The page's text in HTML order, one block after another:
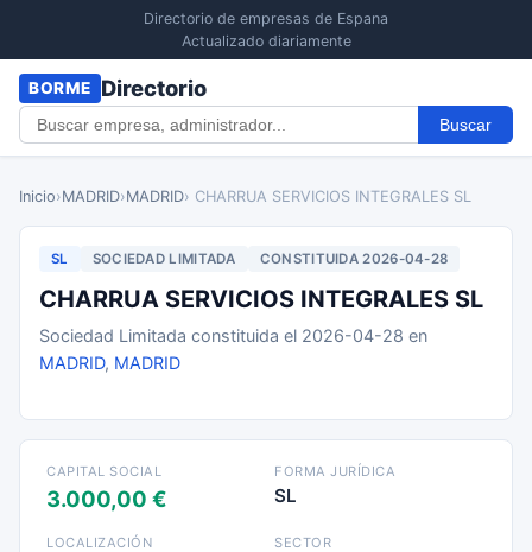
Directorio de empresas de Espana
Actualizado diariamente
BORME Directorio
Buscar
Inicio›MADRID›MADRID› CHARRUA SERVICIOS INTEGRALES SL
SL SOCIEDAD LIMITADA CONSTITUIDA 2026-04-28
CHARRUA SERVICIOS INTEGRALES SL
Sociedad Limitada constituida el 2026-04-28 en
MADRID, MADRID
CAPITAL SOCIAL
3.000,00 €
FORMA JURÍDICA
SL
LOCALIZACIÓN SECTOR